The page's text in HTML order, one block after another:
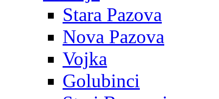
Stara Pazova
Nova Pazova
Vojka
Golubinci